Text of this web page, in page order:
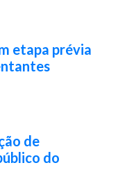
etapa prévia
de
do